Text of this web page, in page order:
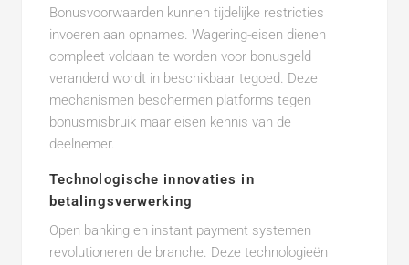
Bonusvoorwaarden kunnen tijdelijke restricties
invoeren aan opnames. Wagering-eisen dienen
compleet voldaan te worden voor bonusgeld
veranderd wordt in beschikbaar tegoed. Deze
mechanismen beschermen platforms tegen
bonusmisbruik maar eisen kennis van de
deelnemer.
Technologische innovaties in
betalingsverwerking
Open banking en instant payment systemen
revolutioneren de branche. Deze technologieën